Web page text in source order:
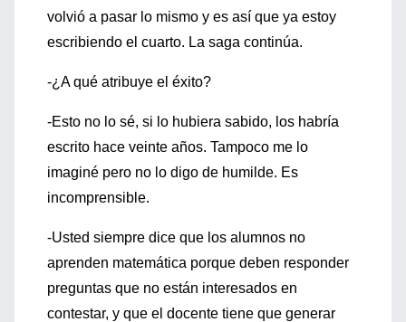
volvió a pasar lo mismo y es así que ya estoy
escribiendo el cuarto. La saga continúa.
-¿A qué atribuye el éxito?
-Esto no lo sé, si lo hubiera sabido, los habría
escrito hace veinte años. Tampoco me lo
imaginé pero no lo digo de humilde. Es
incomprensible.
-Usted siempre dice que los alumnos no
aprenden matemática porque deben responder
preguntas que no están interesados en
contestar, y que el docente tiene que generar